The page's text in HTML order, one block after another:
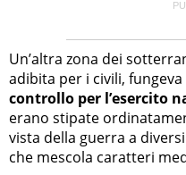
Un’altra zona dei
adibita per i civili,
controllo per l’esercito
erano stipate
vista della guerra a
che mescola caratteri